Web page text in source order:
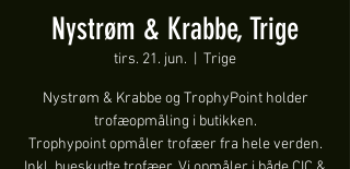
Nystrøm & Krabbe, Trige
tirs. 21. jun. Trige
Nystrøm & Krabbe og TrophyPoint holder
trofæopmåling i butikken.
Trophypoint opmåler trofæer fra hele verden.